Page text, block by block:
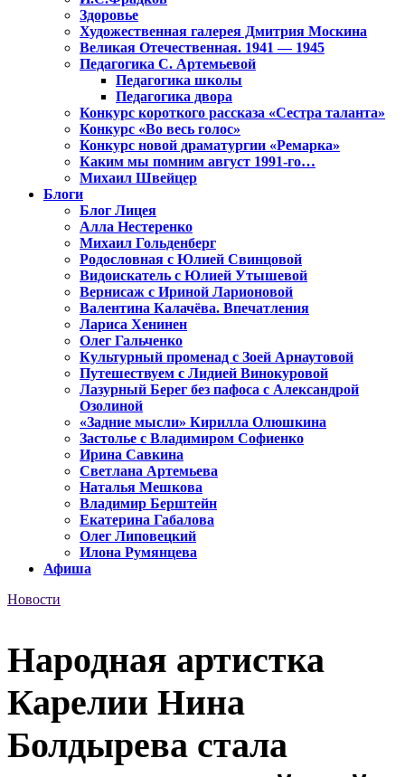
Здоровье
Художественная галерея Дмитрия Москина
Великая Отечественная. 1941 — 1945
Педагогика С. Артемьевой
Педагогика школы
Педагогика двора
Конкурс короткого рассказа «Сестра таланта»
Конкурс «Во весь голос»
Конкурс новой драматургии «Ремарка»
Каким мы помним август 1991-го…
Михаил Швейцер
Блоги
Блог Лицея
Алла Нестеренко
Михаил Гольденберг
Родословная с Юлией Свинцовой
Видоискатель с Юлией Утышевой
Вернисаж с Ириной Ларионовой
Валентина Калачёва. Впечатления
Лариса Хенинен
Олег Гальченко
Культурный променад с Зоей Арнаутовой
Путешествуем с Лидией Винокуровой
Лазурный Берег без пафоса с Александрой
Озолиной
«Задние мысли» Кирилла Олюшкина
Застолье с Владимиром Софиенко
Ирина Савкина
Светлана Артемьева
Наталья Мешкова
Владимир Берштейн
Екатерина Габалова
Олег Липовецкий
Илона Румянцева
Афиша
Новости
Народная артистка
Карелии Нина
Болдырева стала